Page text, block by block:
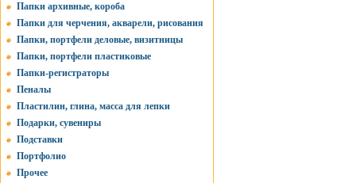
Папки архивные, короба
Папки для черчения, акварели, рисования
Папки, портфели деловые, визитницы
Папки, портфели пластиковые
Папки-регистраторы
Пеналы
Пластилин, глина, масса для лепки
Подарки, сувениры
Подставки
Портфолио
Прочее